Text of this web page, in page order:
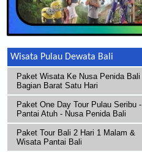
Wisata Pulau Dewata Bali
Paket Wisata Ke Nusa Penida Bali
Bagian Barat Satu Hari
Paket One Day Tour Pulau Seribu -
Pantai Atuh - Nusa Penida Bali
Paket Tour Bali 2 Hari 1 Malam &
Wisata Pantai Bali